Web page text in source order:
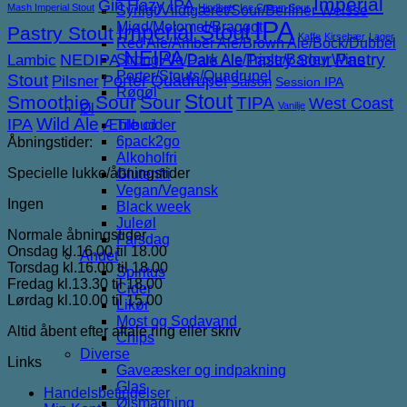
Syrligt/Vildtgæret/Sour/Berliner Weisse
Mjød/Melomel/Braggot
Red Ale/Amber Ale/Brown Ale/Bock/Dubbel
Strong Ale/Dark Ale/Triple/Barley Wine
Porter/Stouts/Quadrupel
Røgøl
Øl
Tilbud
6pack2go
Alkoholfri
Glutenfri
Vegan/Vegansk
Black week
Juleøl
Farsdag
Andet
Spiritus
Cider
Likør
Most og Sodavand
Chips
Diverse
Gaveæsker og indpakning
Glas
Ølsmagning
Mash Imperial Stout GinHazy IPA Hindbær Ice Cream Sour
Pastry StoutImperial StoutIPA Kaffe Kirsebær Lager
Lambic NEDIPANEIPA Pale Ale Pastry SourPastry
Stout Pilsner Porter Quadrupel Saison Session IPA
Smoothie SourSour StoutTIPA Vanilje West Coast
IPAWild Ale Æble cider
Åbningstider:
Specielle lukke/åbningstider
Ingen
Normale åbningstider
Onsdag kl.16.00 til 18.00
Torsdag kl.16.00 til 18.00
Fredag kl.13.30 til 18.00
Lørdag kl.10.00 til 15.00
Altid åbent efter aftale ring eller skriv
Links
Handelsbetingelser